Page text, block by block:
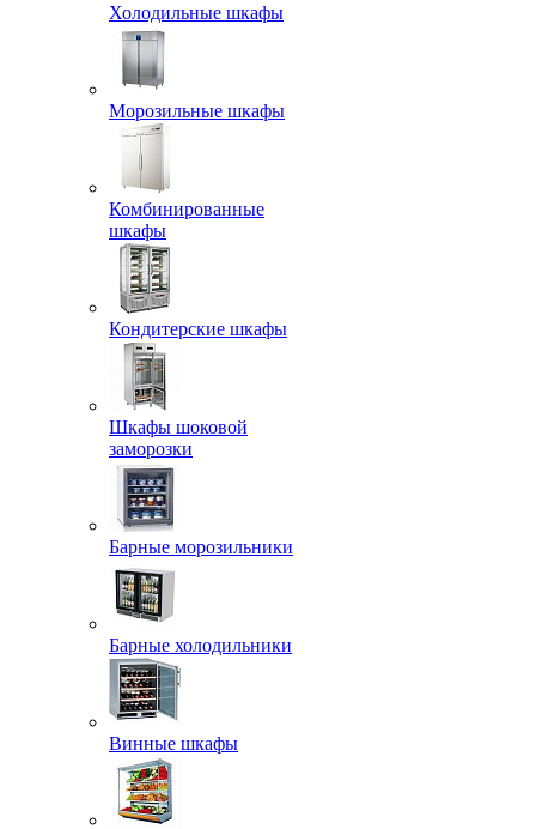
Холодильные шкафы
Морозильные шкафы
Комбинированные
шкафы
Кондитерские шкафы
Шкафы шоковой
заморозки
Барные морозильники
Барные холодильники
Винные шкафы